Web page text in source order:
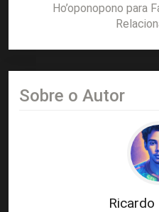
Ho’oponopono para
Sobre o Autor